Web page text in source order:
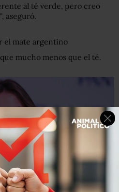
al té verde, pero creo
aseguró.
el mate argentino
mucho menos que el té.